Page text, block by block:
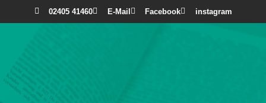
02405 41460 E-Mail Facebook instagram